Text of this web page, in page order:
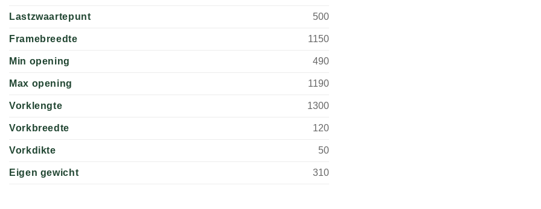
Lastzwaartepunt 500
Framebreedte 1150
Min opening 490
Max opening 1190
Vorklengte 1300
Vorkbreedte 120
Vorkdikte 50
Eigen gewicht 310